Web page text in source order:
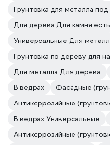
Грунтовка для металла под
Для дерева Для камня есть
Универсальные Для
Грунтовка по дереву для
Для металла Для дерева
В ведрах
Фасадные
Антикоррозийные
В ведрах Универсальные
Антикоррозийные